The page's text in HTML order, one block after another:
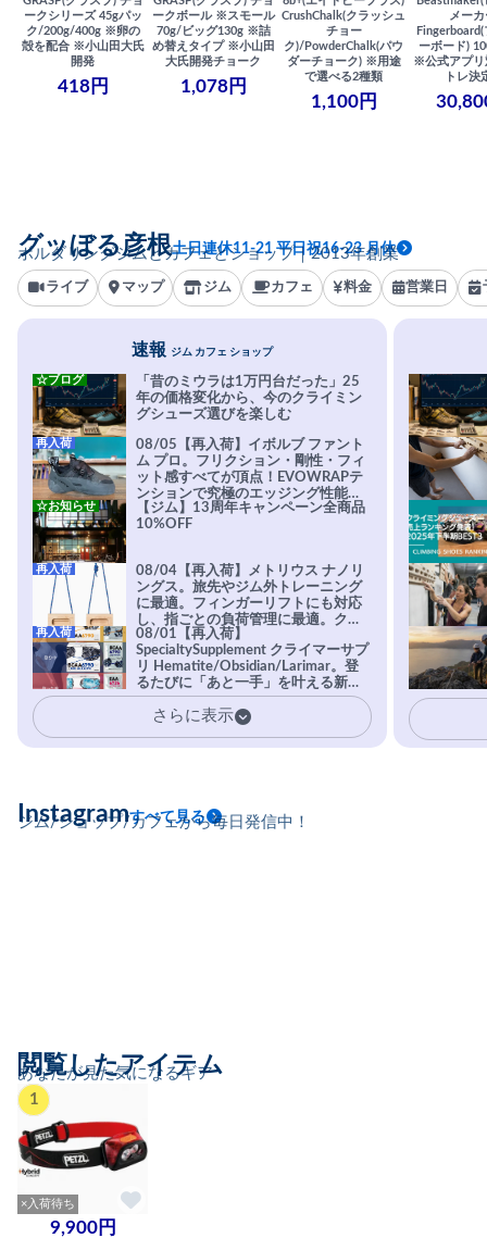
ークシリーズ 45gパッ
ク/200g/400g ※卵の
殻を配合 ※小山田大氏
開発
418円
ークボール ※スモール
70g/ビッグ130g ※詰
め替えタイプ ※小山田
大氏開発チョーク
1,078円
CrushChalk(クラッシュ
チョー
ク)/PowderChalk(パウ
ダーチョーク) ※用途
で選べる2種類
1,100円
メーカ
ーボード)
※公式アプ
トレ決
ボルダリングジムとカフェとショップ｜2013年創業
グッぼる彦根土日連休11-21 平日祝16-23 月休
ライブ マップ ジム カフェ 料金 営業日
速報 ジム カフェ ショップ
「昔のミウラは1万円台だった」25
年の価格変化から、今のクライミン
グシューズ選びを楽しむ
☆ブログ
08/05【再入荷】イボルブ ファント
ム プロ。フリクション・剛性・フィ
ット感すべてが頂点！EVOWRAPテ
ンションで究極のエッジング性能を
実現。進化系ラバーEvo-74はTRAX
を凌駕する粘着力で極小ホールドに
再入荷
【ジム】13周年キャンペーン全商品
10%OFF
☆お知らせ
08/04【再入荷】メトリウス ナノリ
ングス。旅先やジム外トレーニング
に最適。フィンガーリフトにも対応
し、指ごとの負荷管理に最適。クラ
イマーの指を本気で鍛えるギア。
再入荷
08/01【再入荷】
SpecialtySupplement クライマーサプ
リ Hematite/Obsidian/Larimar。登
るたびに「あと一手」を叶える新習
慣。高強度・高頻度のトレーニング
に耐えられる体を目指すクライマー
に、圧倒的支持を受ける専用設計サ
プリ。
再入荷
さらに表示
ジム/ショップ/カフェから毎日発信中！
Instagramすべて見る
あなたが見た気になるギア
閲覧したアイテム
1
×入荷待ち
9,900円